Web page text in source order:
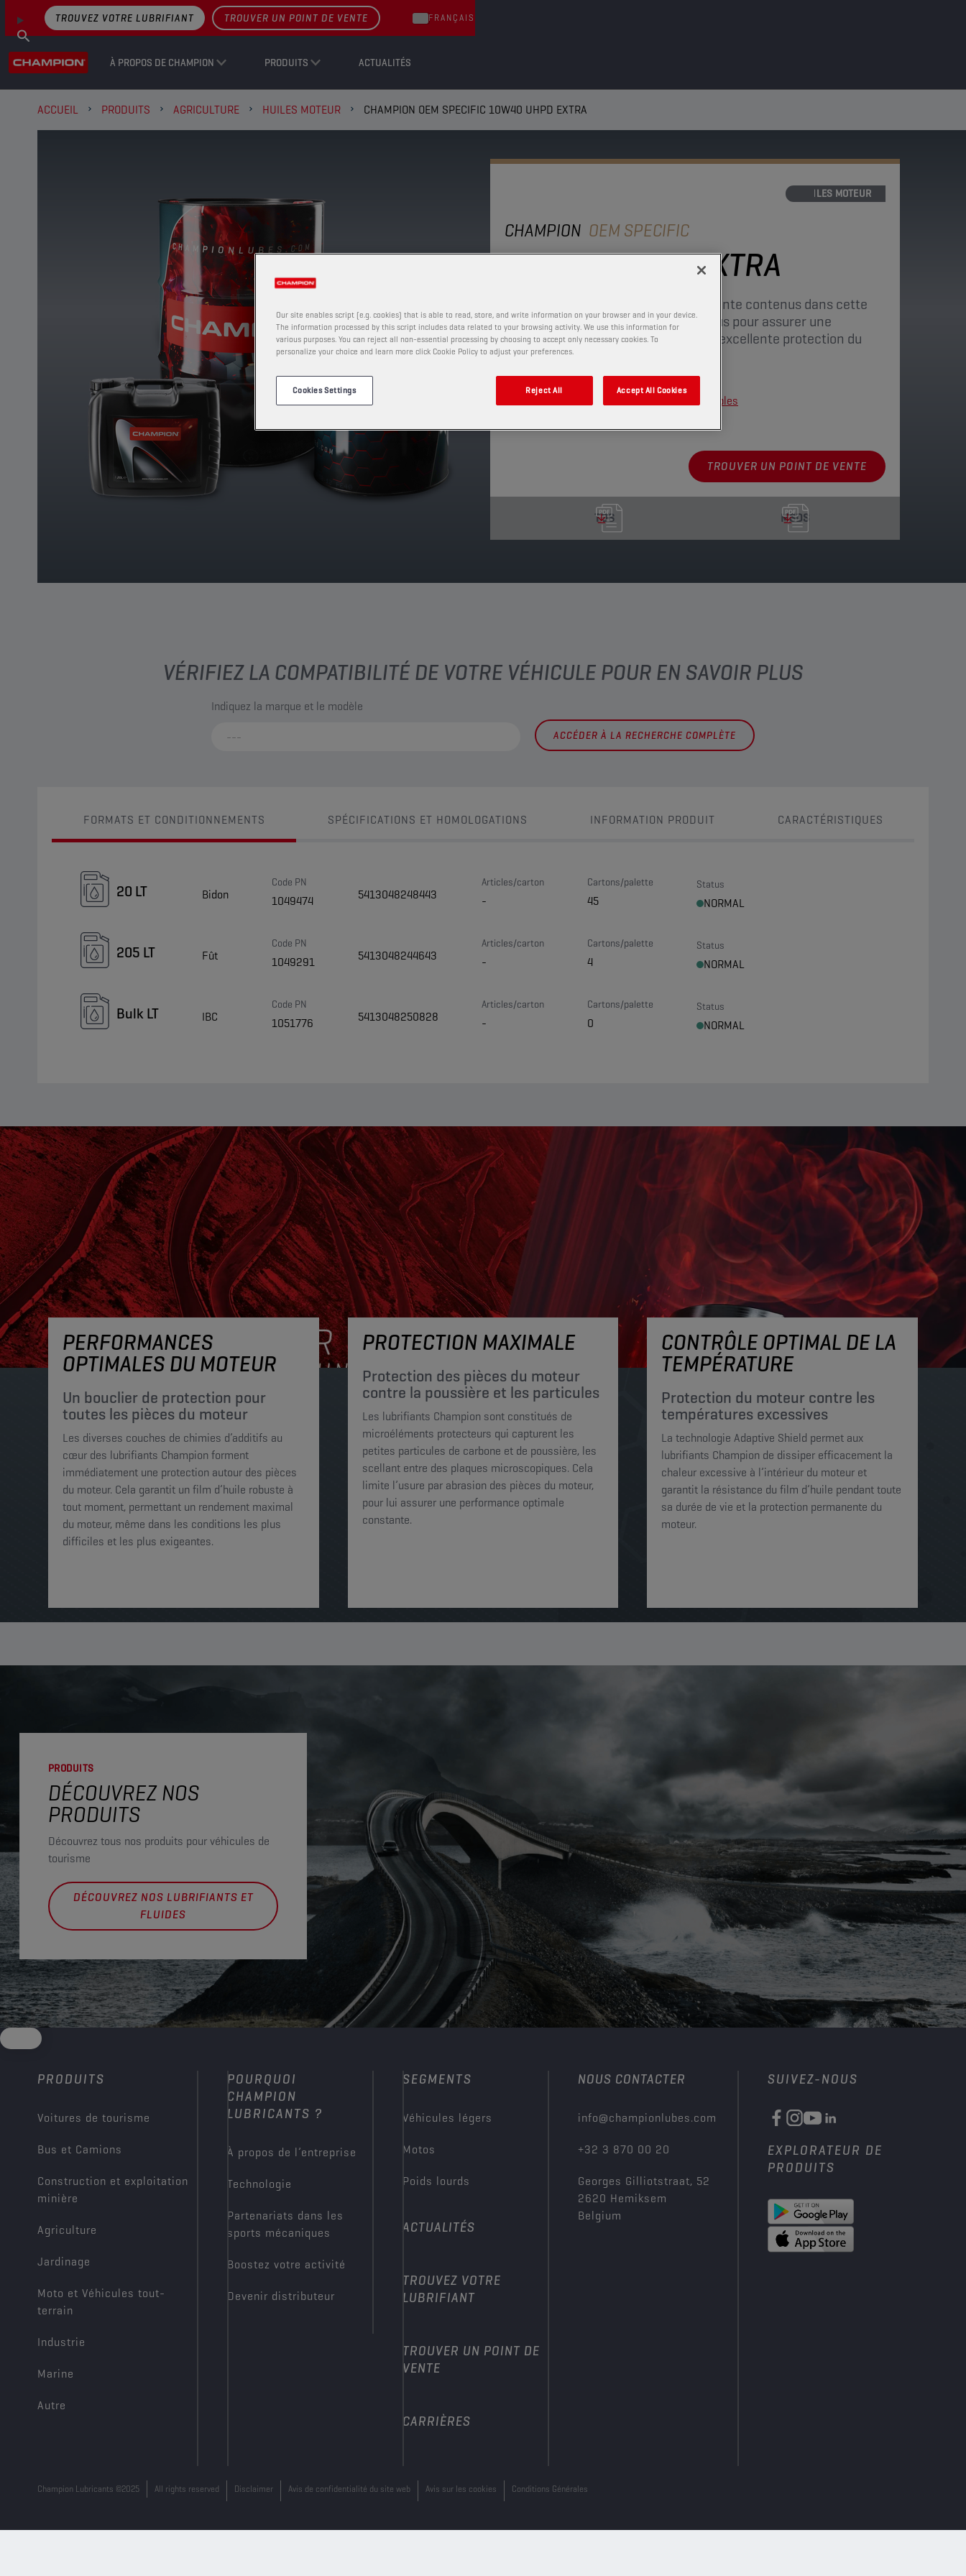
À PROPOS DE CHAMPION PRODUITS ACTUALITÉS
TROUVEZ VOTRE LUBRIFIANT TROUVER UN POINT DE VENTE FRANÇAIS
ACCUEIL PRODUITS AGRICULTURE HUILES MOTEUR CHAMPION OEM SPECIFIC 10W40 UHPD EXTRA
HUILES MOTEUR
CHAMPION OEM SPECIFIC
10W40 UHPD EXTRA
Les additifs réducteurs d’usure de pointe contenus dans cette
huile moteur de synthèse sont conçus pour assurer une
performance stable de l’huile et une excellente protection du
moteur.
PRODUIT: 65636
Voir les formats et conditionnements disponibles
TROUVER UN POINT DE VENTE
TDS MSDS
VÉRIFIEZ LA COMPATIBILITÉ DE VOTRE VÉHICULE POUR EN SAVOIR PLUS
Indiquez la marque et le modèle
ACCÉDER À LA RECHERCHE COMPLÈTE
FORMATS ET CONDITIONNEMENTS SPÉCIFICATIONS ET HOMOLOGATIONS INFORMATION PRODUIT CARACTÉRISTIQUES
20 LT Bidon
Code PN
1049474 5413048248443
Articles/carton
-
Cartons/palette
45
Status
NORMAL
205 LT Fût
Code PN
1049291 5413048244643
Articles/carton
-
Cartons/palette
4
Status
NORMAL
Bulk LT IBC
Code PN
1051776 5413048250828
Articles/carton
-
Cartons/palette
0
Status
NORMAL
PERFORMANCES
OPTIMALES DU MOTEUR
Un bouclier de protection pour
toutes les pièces du moteur
Les diverses couches de chimies d’additifs au
cœur des lubrifiants Champion forment
immédiatement une protection autour des pièces
du moteur. Cela garantit un film d’huile robuste à
tout moment, permettant un rendement maximal
du moteur, même dans les conditions les plus
difficiles et les plus exigeantes.
PROTECTION MAXIMALE
Protection des pièces du moteur
contre la poussière et les particules
Les lubrifiants Champion sont constitués de
microéléments protecteurs qui capturent les
petites particules de carbone et de poussière, les
scellant entre des plaques microscopiques. Cela
limite l’usure par abrasion des pièces du moteur,
pour lui assurer une performance optimale
constante.
CONTRÔLE OPTIMAL DE LA
TEMPÉRATURE
Protection du moteur contre les
températures excessives
La technologie Adaptive Shield permet aux
lubrifiants Champion de dissiper efficacement la
chaleur excessive à l’intérieur du moteur et
garantit la résistance du film d’huile pendant toute
sa durée de vie et la protection permanente du
moteur.
PRODUITS
DÉCOUVREZ NOS
PRODUITS
Découvrez tous nos produits pour véhicules de
tourisme
DÉCOUVREZ NOS LUBRIFIANTS ET
FLUIDES
PRODUITS
Voitures de tourisme
Bus et Camions
Construction et exploitation
minière
Agriculture
Jardinage
Moto et Véhicules tout-
terrain
Industrie
Marine
Autre
POURQUOI
CHAMPION
LUBRICANTS ?
À propos de l’entreprise
Technologie
Partenariats dans les
sports mécaniques
Boostez votre activité
Devenir distributeur
SEGMENTS
Véhicules légers
Motos
Poids lourds
ACTUALITÉS
TROUVEZ VOTRE
LUBRIFIANT
TROUVER UN POINT DE
VENTE
CARRIÈRES
NOUS CONTACTER
info@championlubes.com
+32 3 870 00 20
Georges Gilliotstraat, 52
2620 Hemiksem
Belgium
SUIVEZ-NOUS
EXPLORATEUR DE
PRODUITS
Champion Lubricants ©2025 All rights reserved Disclaimer Avis de confidentialité du site web Avis sur les cookies Conditions Générales
Our site enables script (e.g. cookies) that is able to read, store, and write information on your browser and in your device.
The information processed by this script includes data related to your browsing activity. We use this information for
various purposes. You can reject all non-essential processing by choosing to accept only necessary cookies. To
personalize your choice and learn more click Cookie Policy to adjust your preferences.
Cookies Settings Reject All Accept All Cookies